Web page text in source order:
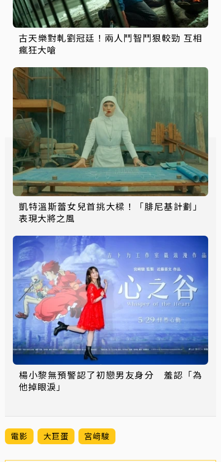
古天樂對軋劉冠廷！兩人鬥智鬥狠較勁 互相
瘋狂大嗆
凱特溫斯蕾女兒首挑大樑！「腓尼基計劃」
表現大將之風
楊小黎無預警認了初戀男友身分 羞認「為
他掉眼淚」
電影 大巨蛋 宮﨑駿